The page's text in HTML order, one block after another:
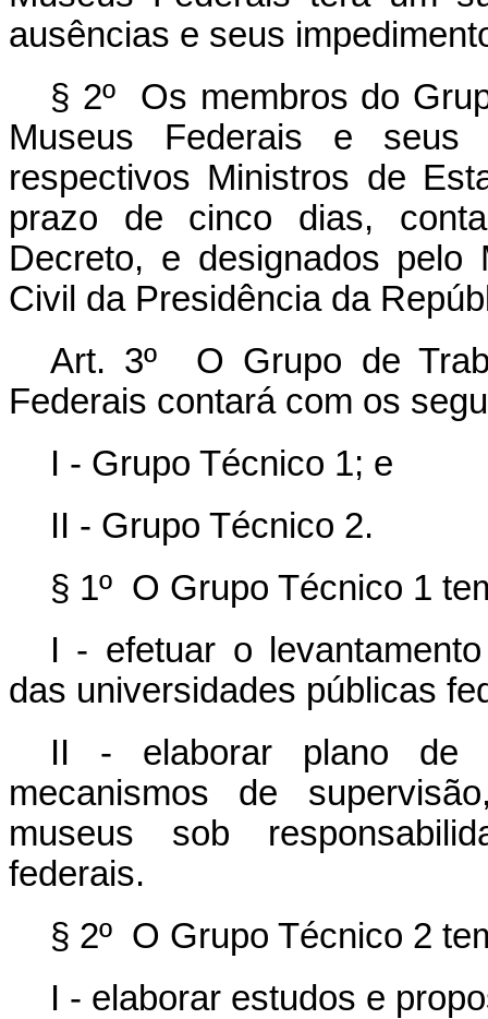
ausências e seus
§ 2º Os membros do
Museus Federais e seus
respectivos Ministros de
prazo de cinco dias,
Decreto, e designados
Civil da Presidência da
Art. 3º O Grupo de
Federais contará com os
I - Grupo Técnico 1; e
II - Grupo Técnico 2.
§ 1º O Grupo Técnico 1
I - efetuar o
das universidades públicas
II - elaborar plano de
mecanismos de
museus sob
federais.
§ 2º O Grupo Técnico 2
I - elaborar estudos e